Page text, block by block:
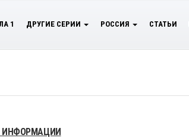
1 ДРУГИЕ СЕРИИ РОССИЯ СТАТЬИ
ИНФОРМАЦИИ